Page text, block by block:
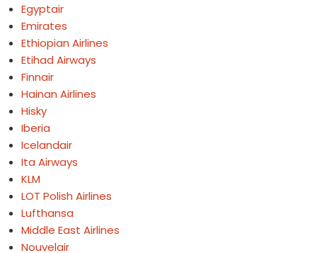
Egyptair
Emirates
Ethiopian Airlines
Etihad Airways
Finnair
Hainan Airlines
Hisky
Iberia
Icelandair
Ita Airways
KLM
LOT Polish Airlines
Lufthansa
Middle East Airlines
Nouvelair